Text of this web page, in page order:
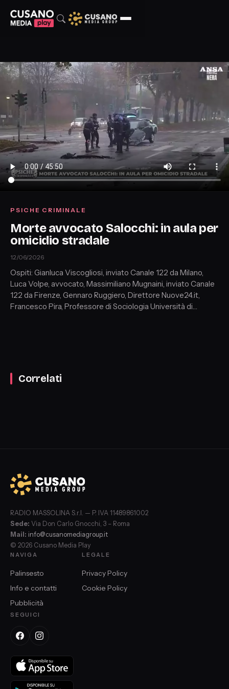
PSICHE CRIMINALE
Morte avvocato Salocchi: in aula per
omicidio stradale
12/06/2026
Ospiti: Gianluca Viscogliosi, inviato Canale 122 da Milano,
Luca Volpe, avvocato, Massimiliano Mugnaini, inviato Canale
122 da Firenze, Gennaro Ruggiero, Direttore Nuove24.it,
Francesco Pira, Professore di Sociologia Università di
Correlati
RADIO MASSOLINA S.r.l. — P. IVA 11489861002
Sede: Via Don Carlo Gnocchi, 3 – Roma
Mail: info@cusanomediagroup.it
© 2026 Cusano Media Play
NAVIGA
Palinsesto
Info e contatti
Pubblicità
LEGALE
Privacy Policy
Cookie Policy
SEGUICI